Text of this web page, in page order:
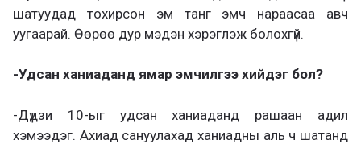
шатуудад тохирсон эм танг эмч нараасаа авч
уугаарай. Өөрөө дур мэдэн хэрэглэж болохгүй.
-Удсан ханиаданд ямар эмчилгээ хийдэг бол?
-Дүдзи 10-ыг удсан ханиаданд рашаан адил
хэмээдэг. Ахиад сануулахад ханиадны аль ч шатанд